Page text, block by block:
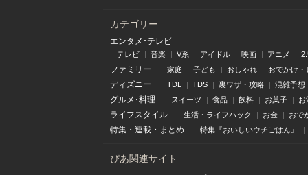
カテゴリー
エンタメ･テレビ
テレビ 音楽 V系 アイドル 映画 アニメ
ファミリー 家庭 子ども おしゃれ おでかけ・
ディズニー TDL TDS 裏ワザ・攻略 混雑予想
グルメ･料理 スイーツ 食品 飲料 お菓子 お
ライフスタイル 生活・ライフハック お金 おで
特集 ・ 連載 ・ まとめ 特集『おいしいウチごはん』
ぴあ関連サイト